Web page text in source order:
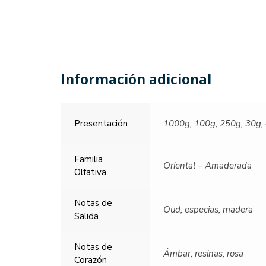
Información adicional
Presentación 1000g, 100g, 250g,
Familia
Olfativa
Oriental – Amaderada
Notas de
Salida
Oud, especias, madera
Notas de
Corazón
Ámbar, resinas, rosa